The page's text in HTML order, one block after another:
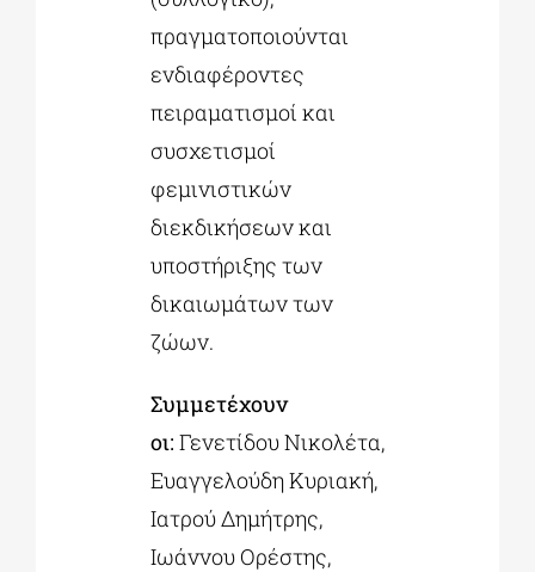
πραγματοποιούνται
ενδιαφέροντες
πειραματισμοί και
συσχετισμοί
φεμινιστικών
διεκδικήσεων και
υποστήριξης των
δικαιωμάτων των
ζώων.
Συμμετέχουν
οι: Γενετίδου Νικολέτα,
Ευαγγελούδη Κυριακή,
Ιατρού Δημήτρης,
Ιωάννου Ορέστης,